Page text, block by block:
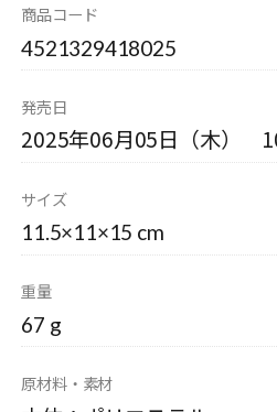
商品コード
4521329418025
発売日
2025年06月05日（木）
サイズ
11.5×11×15 cm
重量
67 g
原材料・素材